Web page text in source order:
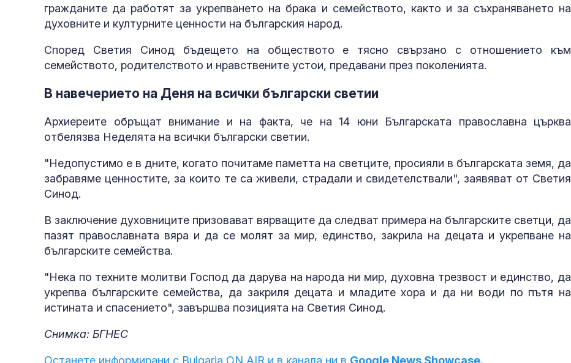
гражданите да работят за укрепването на брака и семейството, както и за съхраняването на
духовните и културните ценности на българския народ.
Според Светия Синод бъдещето на обществото е тясно свързано с отношението към
семейството, родителството и нравствените устои, предавани през поколенията.
В навечерието на Деня на всички български светии
Архиереите обръщат внимание и на факта, че на 14 юни Българската православна църква
отбелязва Неделята на всички български светии.
"Недопустимо е в дните, когато почитаме паметта на светците, просияли в българската земя, да
забравяме ценностите, за които те са живели, страдали и свидетелствали", заявяват от Светия
Синод.
В заключение духовниците призовават вярващите да следват примера на българските светци, да
пазят православната вяра и да се молят за мир, единство, закрила на децата и укрепване на
българските семейства.
"Нека по техните молитви Господ да дарува на народа ни мир, духовна трезвост и единство, да
укрепва българските семейства, да закриля децата и младите хора и да ни води по пътя на
истината и спасението", завършва позицията на Светия Синод.
Снимка: БГНЕС
Останете информирани с Bulgaria ON AIR и в канала ни в Google News Showcase.